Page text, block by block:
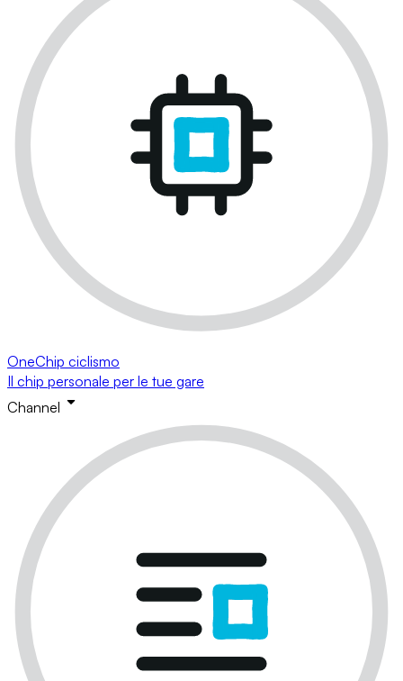
OneChip ciclismo
Il chip personale per le tue gare
Channel